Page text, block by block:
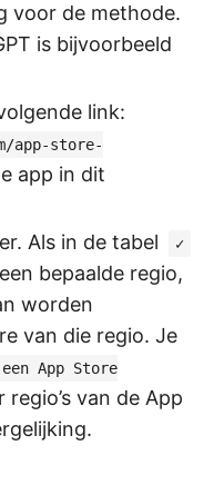
voor de methode.
is bijvoorbeeld
link:
app-store-
app in dit
Als in de tabel
✓
bepaalde regio,
worden
van die regio. Je
een App Store
van de App